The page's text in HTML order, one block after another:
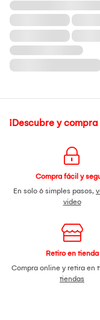
¡Descubre y
Compra fácil y
En solo 6 simples pasos,
video
Retiro en tienda
Compra online y retira en
tiendas